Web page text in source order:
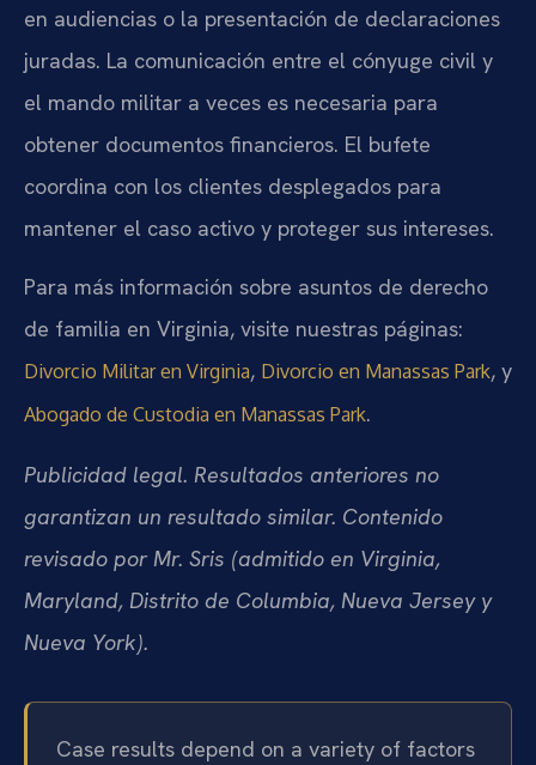
en audiencias o la presentación de declaraciones
juradas. La comunicación entre el cónyuge civil y
el mando militar a veces es necesaria para
obtener documentos financieros. El bufete
coordina con los clientes desplegados para
mantener el caso activo y proteger sus intereses.
Para más información sobre asuntos de derecho
de familia en Virginia, visite nuestras páginas:
Divorcio Militar en Virginia, Divorcio en Manassas Park, y
Abogado de Custodia en Manassas Park.
Publicidad legal. Resultados anteriores no
garantizan un resultado similar. Contenido
revisado por Mr. Sris (admitido en Virginia,
Maryland, Distrito de Columbia, Nueva Jersey y
Nueva York).
Case results depend on a variety of factors